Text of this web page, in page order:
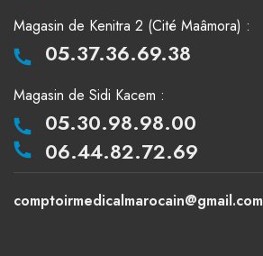
Magasin de Kenitra 2 (Cité Maâmora) :
05.37.36.69.38
Magasin de Sidi Kacem :
05.30.98.98.00
06.44.82.72.69
comptoirmedicalmarocain@gmail.com